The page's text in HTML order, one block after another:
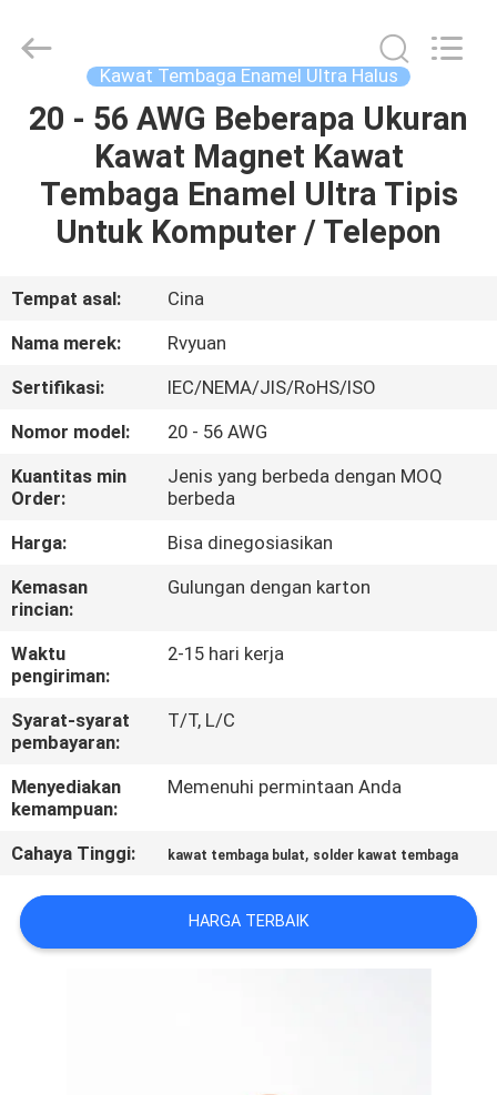
RUMAH
PRODUK
TENTANG
WISATA
PABRIK
KONTROL
KUALITAS
HUBUNGI
KAMI
BERITA
REQUEST
SUATU
Material
Co,.Ltd.
Reserved.
Kawat Tembaga Enamel Ultra Halus
20 - 56 AWG Beberapa Ukuran
Kawat Magnet Kawat
Tembaga Enamel Ultra Tipis
Untuk Komputer / Telepon
Tempat asal:
Cina
Nama merek:
Rvyuan
Sertifikasi:
IEC/NEMA/JIS/RoHS/ISO
Nomor model:
20 - 56 AWG
Kuantitas min
Order:
Jenis yang berbeda dengan MOQ
berbeda
Harga:
Bisa dinegosiasikan
Kemasan
rincian:
Gulungan dengan karton
Waktu
pengiriman:
2-15 hari kerja
Syarat-syarat
pembayaran:
T/T, L/C
Menyediakan
kemampuan:
Memenuhi permintaan Anda
Cahaya Tinggi: kawat tembaga bulat, solder kawat tembaga
HARGA TERBAIK